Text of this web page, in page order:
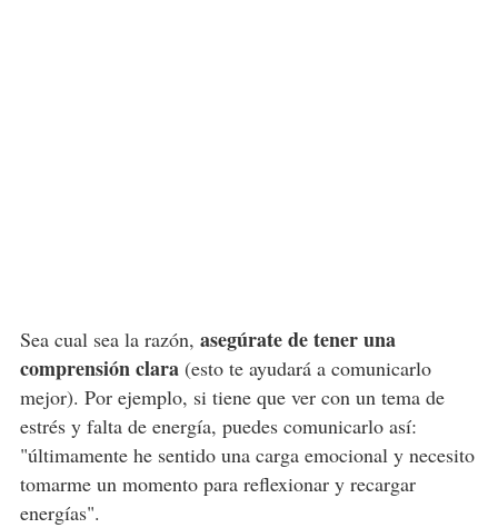
Sea cual sea la razón, asegúrate de tener una
comprensión clara(esto te ayudará a comunicarlo
mejor). Por ejemplo, si tiene que ver con un tema de
estrés y falta de energía, puedes comunicarlo así:
"últimamente he sentido una carga emocional y necesito
tomarme un momento para reflexionar y recargar
energías".